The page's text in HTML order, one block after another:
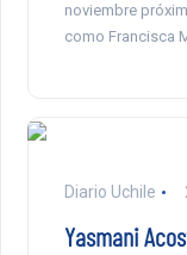
noviembre
como Francisca
Diario Uchile
Yasmani